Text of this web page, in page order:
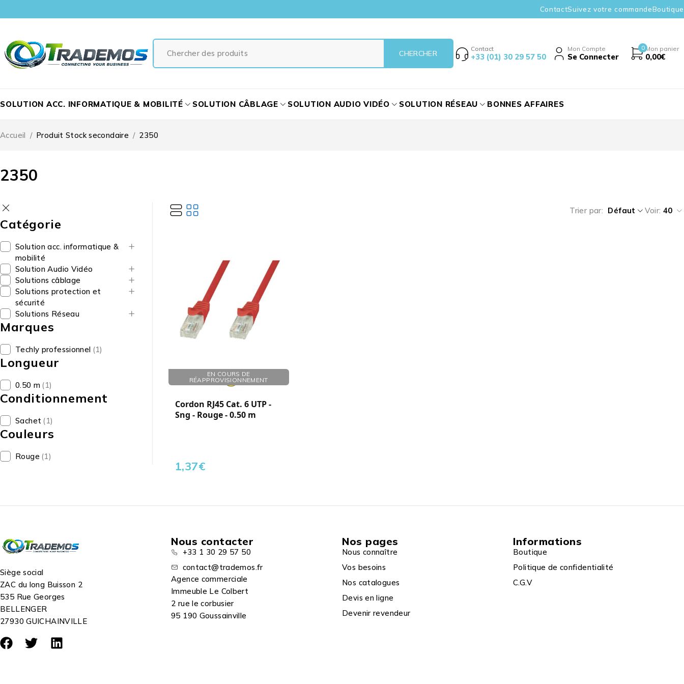
ContactSuivez votre commandeBoutique
Contact
+33 (01) 30 29 57 50
Mon Compte
Se Connecter
0 Mon panier
0,00€
SOLUTION ACC. INFORMATIQUE & MOBILITÉ SOLUTION CÂBLAGE SOLUTION AUDIO VIDÉO SOLUTION RÉSEAU BONNES AFFAIRES
2350
Accueil / Produit Stock secondaire / 2350
Catégorie
Solution acc. informatique &
mobilité
Solution Audio Vidéo
Solutions câblage
Solutions protection et
sécurité
Solutions Réseau
Marques
Techly professionnel (1)
Longueur
0.50 m (1)
Conditionnement
Sachet (1)
Couleurs
Rouge (1)
Trier par Défaut Voir: 40
EN COURS DE
RÉAPPROVISIONNEMENT
Réf. : 121803
Cordon RJ45 Cat. 6 UTP -
Sng - Rouge - 0.50 m
1,37€
Siège social
ZAC du long Buisson 2
535 Rue Georges
BELLENGER
27930 GUICHAINVILLE
Nous contacter
+33 1 30 29 57 50
contact@trademos.fr
Agence commerciale
Immeuble Le Colbert
2 rue le corbusier
95 190 Goussainville
Nos pages
Nous connaître
Vos besoins
Nos catalogues
Devis en ligne
Devenir revendeur
Informations
Boutique
Politique de confidentialité
C.G.V